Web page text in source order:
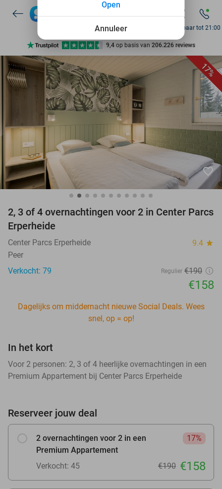
7 dagen per week beschikbaar
10+ miljoen leden
9,4 op basis van 206.226 reviews
7 dagen per week beschikbaar
10+ miljoen leden
Bereikbaar tot 21:00
17%
favorite_border
2, 3 of 4 overnachtingen voor 2 in Center Parcs
Erperheide
Center Parcs Erperheide 9.4 star
Peer
Verkocht: 79
Regulier €190
€158
Dagelijks om middernacht nieuwe Social Deals. Wees
snel, op = op!
In het kort
Voor 2 personen: 2, 3 of 4 heerlijke overnachtingen in een
Premium Appartement bij Center Parcs Erperheide
Reserveer jouw deal
2 overnachtingen voor 2 in een
Premium Appartement
17%
Verkocht: 45 €190 €158
Annuleer
Open